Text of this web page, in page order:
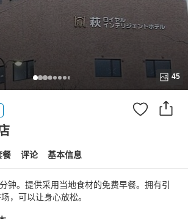
45
餐 评论 基本信息
钟。提供采用当地食材的免费早餐。拥有引
，可以让身心放松。